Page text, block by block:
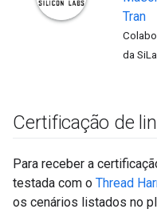
Tran
da
Certificação de
Para receber a
testada com o Thread
os cenários listados no